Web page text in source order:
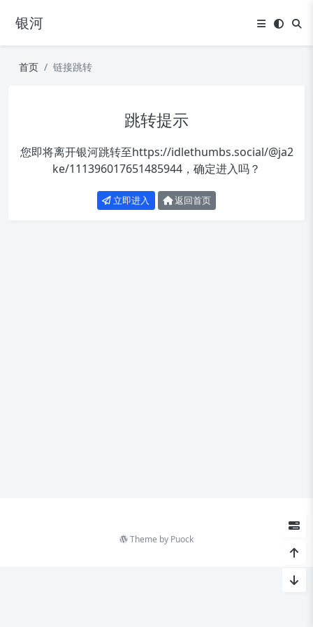
银河
首页 链接跳转
跳转提示
您即将离开银河跳转至https://idlethumbs.social/@ja2
ke/111396017651485944 ，确定进入吗？
立即进入 返回首页
Theme by Puock